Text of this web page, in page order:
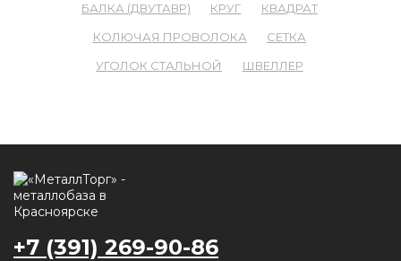
БАЛКА (ДВУТАВР)
КРУГ
КВАДРАТ
КОЛЮЧАЯ ПРОВОЛОКА
СЕТКА
УГОЛОК СТАЛЬНОЙ
ШВЕЛЛЕР
+7 (391) 269-90-86